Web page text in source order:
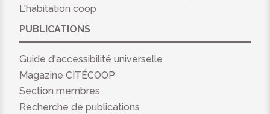
L'habitation coop
PUBLICATIONS
Guide d'accessibilité universelle
Magazine CITÉCOOP
Section membres
Recherche de publications